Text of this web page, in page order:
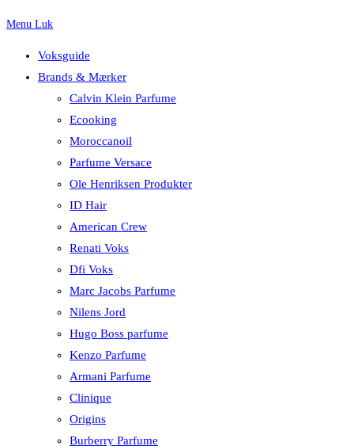
Menu Luk
Voksguide
Brands & Mærker
Calvin Klein Parfume
Ecooking
Moroccanoil
Parfume Versace
Ole Henriksen Produkter
ID Hair
American Crew
Renati Voks
Dfi Voks
Marc Jacobs Parfume
Nilens Jord
Hugo Boss parfume
Kenzo Parfume
Armani Parfume
Clinique
Origins
Burberry Parfume